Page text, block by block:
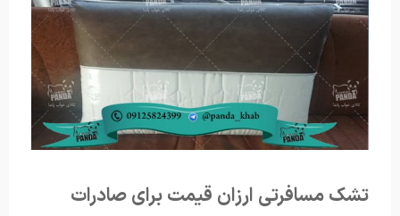
تشک مسافرتی ارزان قیمت برای صادرات